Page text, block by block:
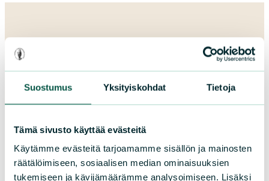
Suostumus Yksityiskohdat Tietoja
Tämä sivusto käyttää evästeitä
Käytämme evästeitä tarjoamamme sisällön ja mainosten
räätälöimiseen, sosiaalisen median ominaisuuksien
tukemiseen ja kävijämäärämme analysoimiseen. Lisäksi
Lahjoita